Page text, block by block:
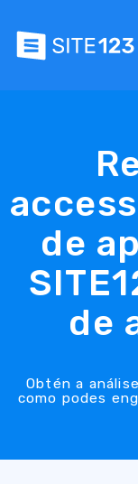
de
de
Obtén a
como podes